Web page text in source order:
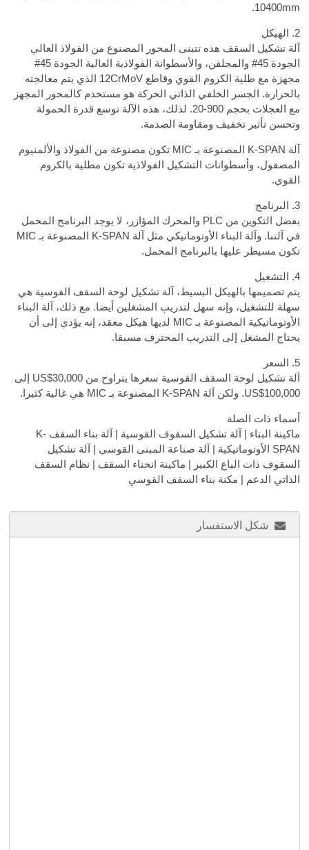
10400mm.
2. الهيكل
آلة تشكيل السقف هذه تتبنى المحور المصنوع من الفولاذ العالي
الجودة 45# والمجلفن، والأسطوانة الفولاذية العالية الجودة 45#
مجهزة مع طلية الكروم القوي وقاطع 12CrMoV الذي يتم معالجته
بالحرارة. الجسر الخلفي الذاتي الحركة هو مستخدم كالمحور المجهز
مع العجلات بحجم 900-20. لذلك، هذه الآلة توسع قدرة الحمولة
وتحسن تأثير تخفيف ومقاومة الصدمة.
آلة K-SPAN المصنوعة بـ MIC تكون مصنوعة من الفولاذ والألمنيوم
المصقول، وأسطوانات التشكيل الفولاذية تكون مطلية بالكروم
القوي.
3. البرنامج
بفضل التكوين من PLC والمحرك المؤازر، لا يوجد البرنامج المحمل
في آلتنا. وآلة البناء الأوتوماتيكي مثل آلة K-SPAN المصنوعة بـ MIC
تكون مسيطر عليها بالبرنامج المحمل.
4. التشغيل
يتم تصميمها بالهيكل البسيط، آلة تشكيل لوحة السقف القوسية هي
سهلة للتشغيل، وإنه سهل لتدريب المشغلين أيضا. مع ذلك، آلة البناء
الأوتوماتيكية المصنوعة بـ MIC لديها هيكل معقد، إنه يؤدي إلى أن
يحتاج المشغل إلى التدريب المحترف مسبقا.
5. السعر
آلة تشكيل لوحة السقف القوسية سعرها يتراوح من US$30,000 إلى
US$100,000. ولكن آلة K-SPAN المصنوعة بـ MIC هي غالية كثيرا.
أسماء ذات الصلة
ماكينة البناء | آلة تشكيل السقوف القوسية | آلة بناء السقف K-
SPAN الأوتوماتيكية | آلة صناعة المبنى القوسي | آلة تشكيل
السقوف ذات الباع الكبير | ماكينة انحناء السقف | نظام السقف
الذاتي الدعم | مكنة بناء السقف القوسي
شكل الاستفسار